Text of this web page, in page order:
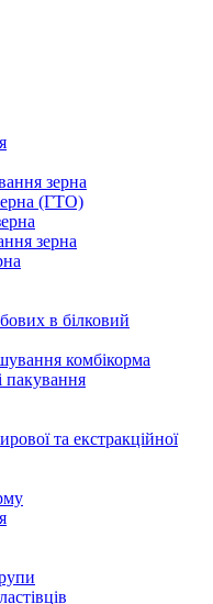
зерна
(ГТО)
зерна
в білковий
комбікорма
пакування
та екстракційної